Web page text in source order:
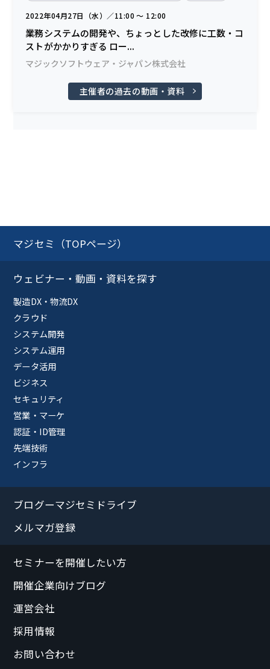
2022年04月27日（水）／11:00 〜 12:00
業務システムの開発や、ちょっとした改修に工数・コ
ストがかかりすぎる ロー...
マジックソフトウェア・ジャパン株式会社
主催者の過去の動画・資料
マジセミ（TOPページ）
ウェビナー・動画・資料を探す
製造DX・物流DX
クラウド
システム開発
システム運用
データ活用
ビジネス
セキュリティ
営業・マーケ
認証・ID管理
先端技術
インフラ
ブログーマジセミドライブ
メルマガ登録
セミナーを開催したい方
開催企業向けブログ
運営会社
採用情報
お問い合わせ